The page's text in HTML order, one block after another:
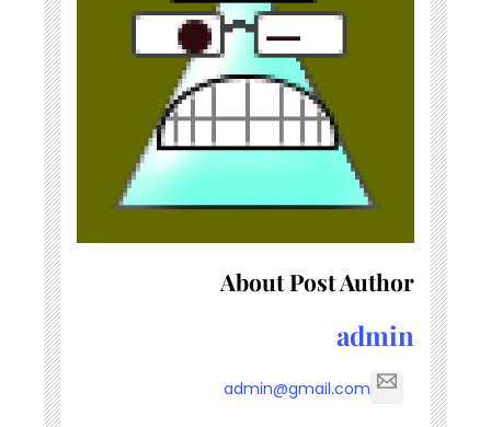
About Post Author
admin
admin@gmail.com